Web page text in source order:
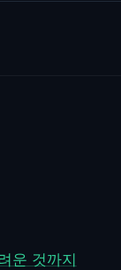
운 것까지